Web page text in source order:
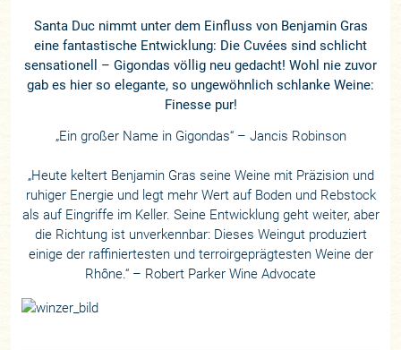
Santa Duc nimmt unter dem Einfluss von Benjamin Gras
eine fantastische Entwicklung: Die Cuvées sind schlicht
sensationell – Gigondas völlig neu gedacht! Wohl nie zuvor
gab es hier so elegante, so ungewöhnlich schlanke Weine:
Finesse pur!
„Ein großer Name in Gigondas“ – Jancis Robinson
„Heute keltert Benjamin Gras seine Weine mit Präzision und
ruhiger Energie und legt mehr Wert auf Boden und Rebstock
als auf Eingriffe im Keller. Seine Entwicklung geht weiter, aber
die Richtung ist unverkennbar: Dieses Weingut produziert
einige der raffiniertesten und terroirgeprägtesten Weine der
Rhône.“ – Robert Parker Wine Advocate